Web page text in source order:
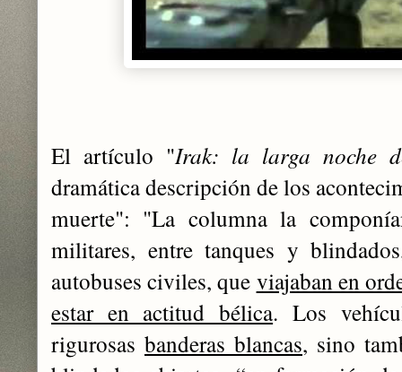
El artículo "Irak: la larga noche
dramática descripción de los
muerte": "La columna la
militares, entre tanques y
autobuses civiles, que viajaban en
estar en actitud bélica. Los
rigurosas banderas blancas, sino